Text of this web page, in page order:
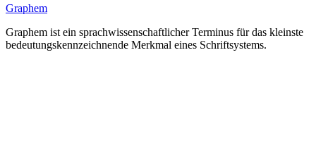
Graphem
Graphem ist ein sprachwissenschaftlicher Terminus für das kleinste
bedeutungskennzeichnende Merkmal eines Schriftsystems.